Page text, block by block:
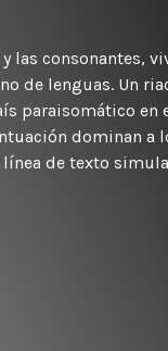
las consonantes,
de lenguas. Un
paraisomático en
dominan a
de texto